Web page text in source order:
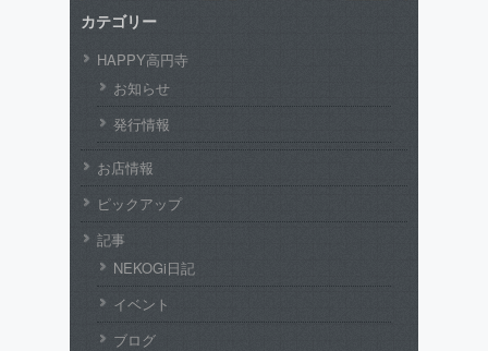
カテゴリー
HAPPY高円寺
お知らせ
発行情報
お店情報
ピックアップ
記事
NEKOGi日記
イベント
ブログ